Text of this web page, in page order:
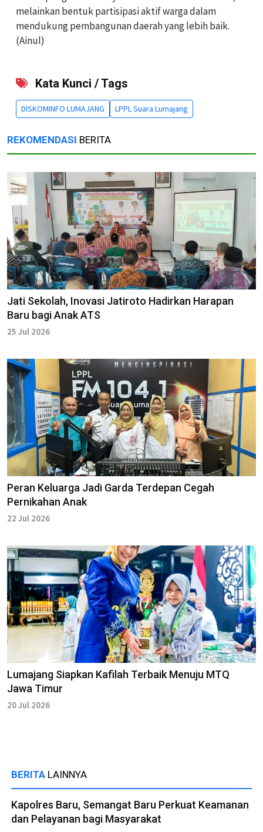
melainkan bentuk partisipasi aktif warga dalam
mendukung pembangunan daerah yang lebih baik.
(Ainul)
Kata Kunci / Tags
DISKOMINFO LUMAJANG LPPL Suara Lumajang
REKOMENDASI BERITA
Jati Sekolah, Inovasi Jatiroto Hadirkan Harapan
Baru bagi Anak ATS
25 Jul 2026
Peran Keluarga Jadi Garda Terdepan Cegah
Pernikahan Anak
22 Jul 2026
Lumajang Siapkan Kafilah Terbaik Menuju MTQ
Jawa Timur
20 Jul 2026
BERITA LAINNYA
Kapolres Baru, Semangat Baru Perkuat Keamanan
dan Pelayanan bagi Masyarakat